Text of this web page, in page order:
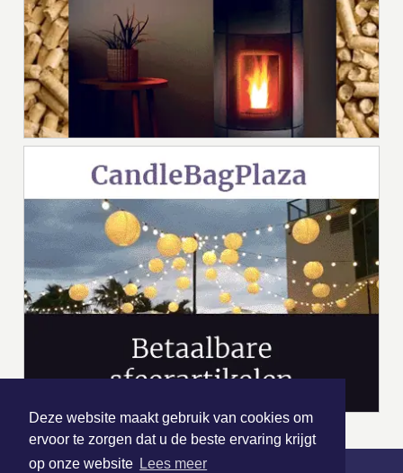
Deze website maakt gebruik van cookies om
ervoor te zorgen dat u de beste ervaring krijgt
op onze website Lees meer